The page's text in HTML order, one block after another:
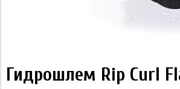
Гидрошлем Rip Curl